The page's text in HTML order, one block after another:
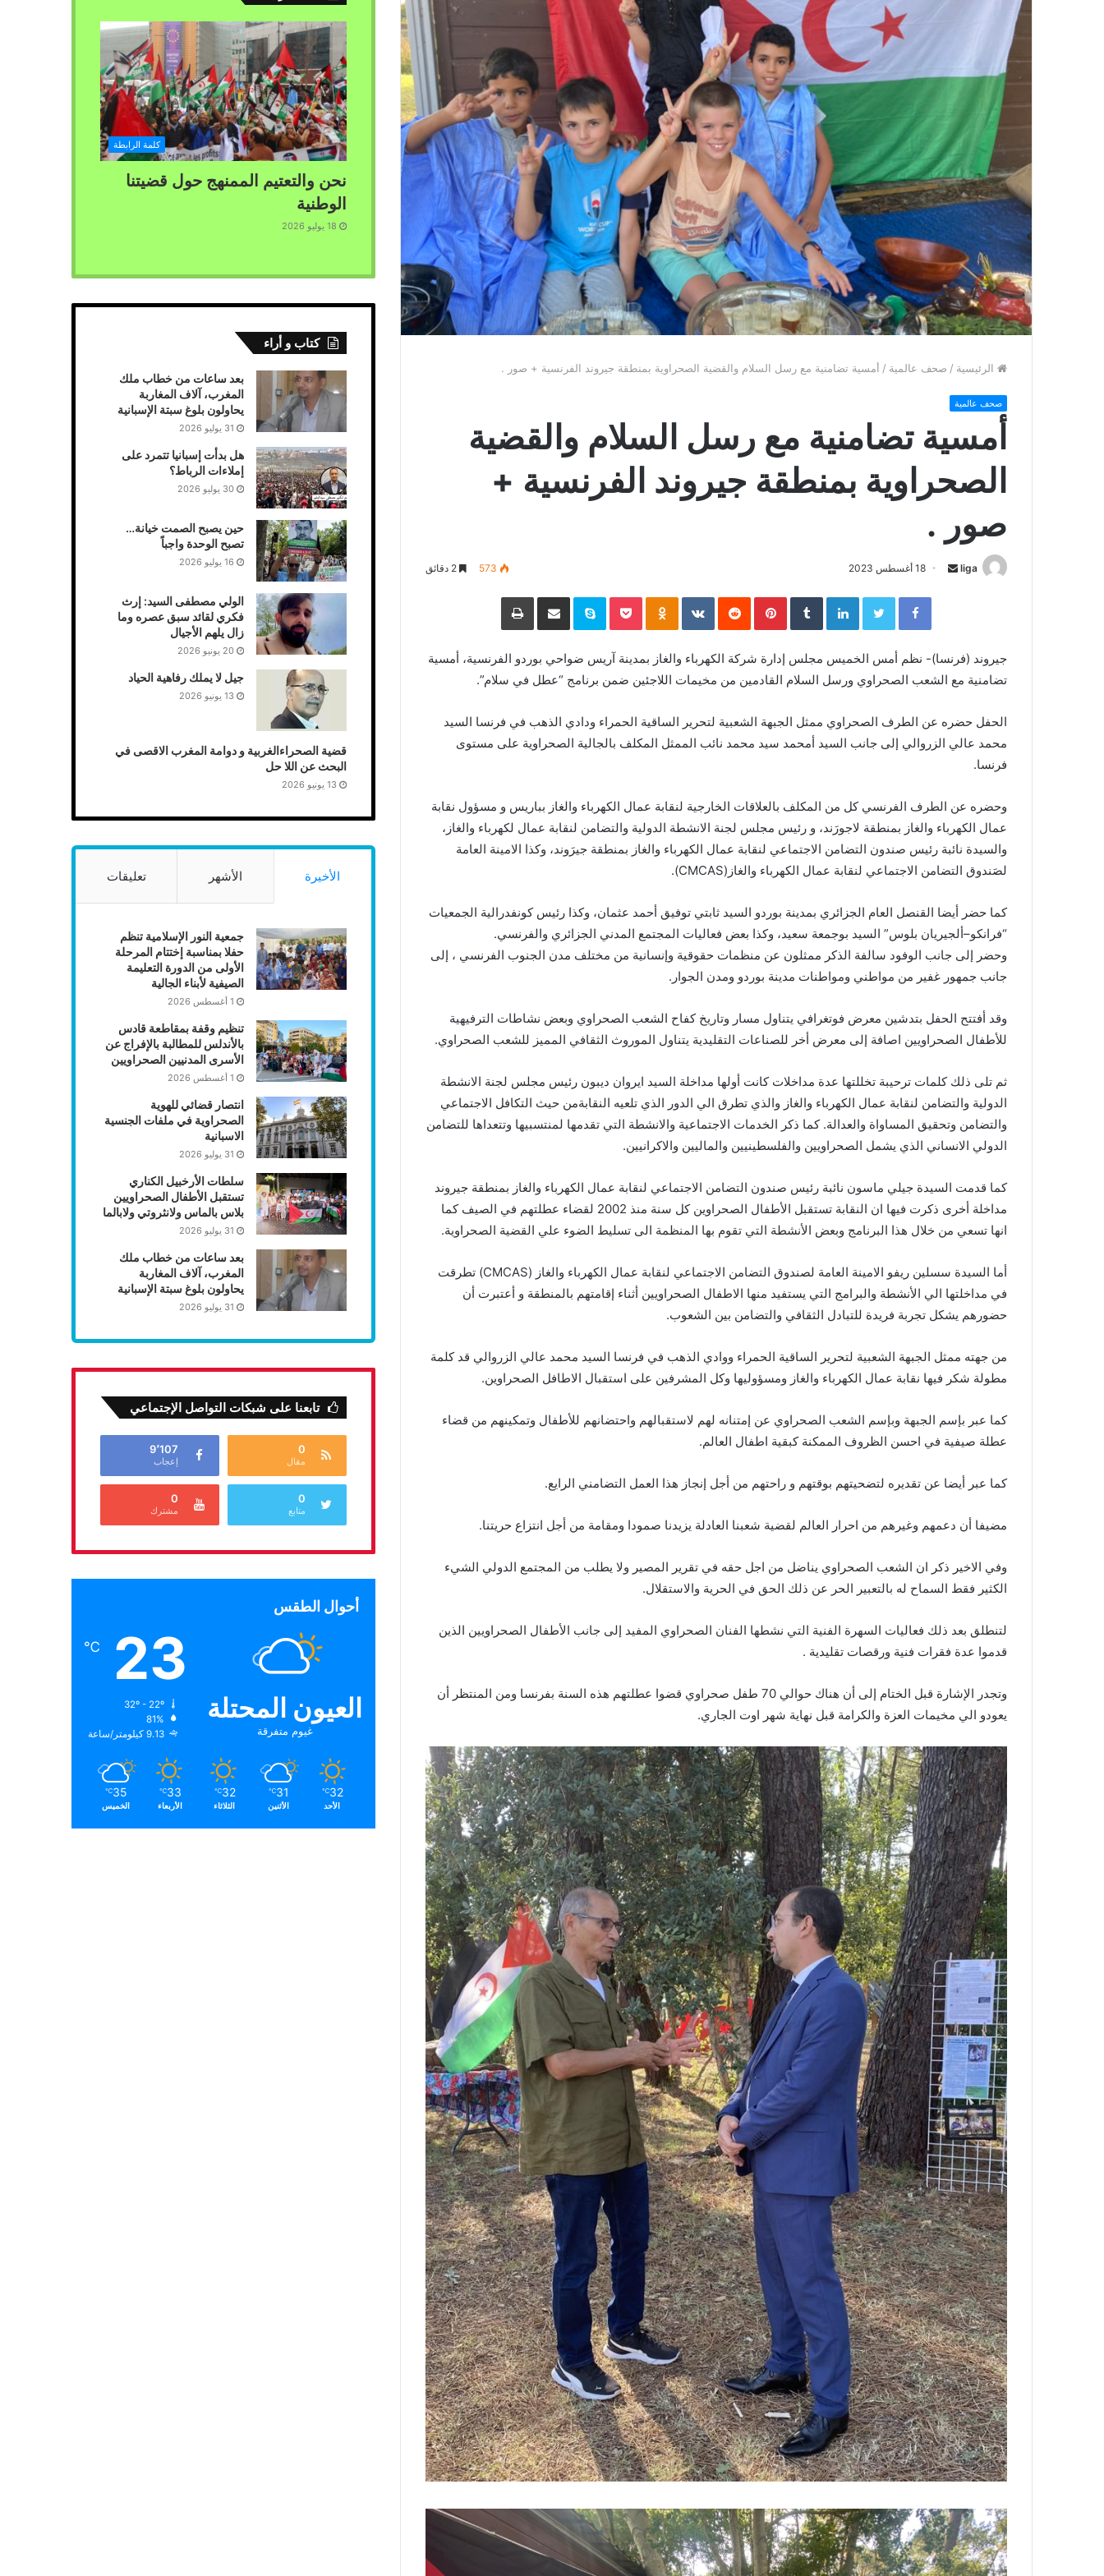
الرئيسية / صحف عالمية / أمسية تضامنية مع رسل السلام والقضية الصحراوية بمنطقة جيروند الفرنسية + صور .
صحف عالمية
أمسية تضامنية مع رسل السلام والقضية
الصحراوية بمنطقة جيروند الفرنسية +
صور .
liga
n
e
a
18 أغسطس 2023 573
Facebook
Twitter
LinkedIn
‏Tumblr
Pinterest
‏Reddit
‏VKontakte
Pocket
Skype مشاركة عبر البريد
جيروند (فرنسا)- نظم أمس الخميس مجلس إدارة شركة الكهرباء والغاز بمدينة آريس ضواحي بوردو الفرنسية، أمسية
تضامنية مع الشعب الصحراوي ورسل السلام القادمين من مخيمات اللاجئين ضمن برنامج “عطل في سلام”.
الحفل حضره عن الطرف الصحراوي ممثل الجبهة الشعبية لتحرير الساقية الحمراء ودادي الذهب في فرنسا السيد
محمد عالي الزروالي إلى جانب السيد أمحمد سيد محمد نائب الممثل المكلف بالجالية الصحراوية على مستوى
فرنسا.
وحضره عن الطرف الفرنسي كل من المكلف بالعلاقات الخارجية لنقابة عمال الكهرباء والغاز بباريس و مسؤول نقابة
عمال الكهرباء والغاز بمنطقة لاجورَند، و رئيس مجلس لجنة الانشطة الدولية والتضامن لنقابة عمال لكهرباء والغاز،
والسيدة نائبة رئيس صندون التضامن الاجتماعي لنقابة عمال الكهرباء والغاز بمنطقة جيرَوند، وكذا الامينة العامة
لصَندوق التضامن الاجتماعي لنقابة عمال الكهرباء والغاز(CMCAS).
كما حضر أيضا القنصل العام الجزائري بمدينة بوردو السيد ثابتي توفيق أحمد عثمان، وكذا رئيس كونفدرالية الجمعيات
“فرانكو–ألجيريان بلوس” السيد بوجمعة سعيد، وكذا بعض فعاليات المجتمع المدني الجزائري والفرنسي.
وحضر إلى جانب الوفود سالفة الذكر ممثلون عن منظمات حقوقية وإنسانية من مختلف مدن الجنوب الفرنسي ، إلى
جانب جمهور غفير من مواطني ومواطنات مدينة بوردو ومدن الجوار.
وقد أفتتح الحفل بتدشين معرض فوتغرافي يتناول مسار وتاريخ كفاح الشعب الصحراوي وبعض نشاطات الترفيهية
للأطفال الصحراويين اصافة إلى معرض أخر للصناعات التقليدية يتناول الموروث الثقافي المميز للشعب الصحراوي.
ثم تلى ذلك كلمات ترحيبة تخللتها عدة مداخلات كانت أولها مداخلة السيد ايروان ديبون رئيس مجلس لجنة الانشطة
الدولية والتضامن لنقابة عمال الكهرباء والغاز والذي تطرق الي الدور الذي تلعيه النقابةمن حيث التكافل الاجتماعي
والتضامن وتحقيق المساواة والعدالة. كما ذكر الخدمات الاجتماعية والانشطة التي تقدمها لمنتسبيها وتتعداها للتضامن
الدولي الانساني الذي يشمل الصحراويين والفلسطينيين والماليين والاكرانيين.
كما قدمت السيدة جيلي ماسون نائبة رئيس صندون التضامن الاجتماعي لنقابة عمال الكهرباء والغاز بمنطقة جيروند
مداخلة أخرى ذكرت فيها ان النقابة تستقبل الأطفال الصحراوين كل سنة منذ 2002 لقضاء عطلتهم في الصيف كما
انها تسعي من خلال هذا البرنامج وبعض الأنشطة التي تقوم بها المنظمة الى تسليط الضوء علي القضية الصحراوية.
أما السيدة سسلين ريفو الامينة العامة لصندوق التضامن الاجتماعي لنقابة عمال الكهرباء والغاز (CMCAS) تطرقت
في مداخلتها الي الأنشطة والبرامج التي يستفيد منها الاطفال الصحراويين أثناء إقامتهم بالمنطقة و أعتبرت أن
حضورهم يشكل تجربة فريدة للتبادل الثقافي والتضامن بين الشعوب.
من جهته ممثل الجبهة الشعبية لتحرير الساقية الحمراء ووادي الذهب في فرنسا السيد محمد عالي الزروالي قد كلمة
مطولة شكر فيها نقابة عمال الكهرباء والغاز ومسؤوليها وكل المشرفين على استقبال الاطافل الصحراوين.
كما عبر بإسم الجبهة وبإسم الشعب الصحراوي عن إمتنانه لهم لاستقبالهم واحتضانهم للأطفال وتمكينهم من قضاء
عطلة صيفية في احسن الظروف الممكنة كبقية اطفال العالم.
كما عبر أيضا عن تقديره لتضحيتهم بوقتهم و راحتهم من أجل إنجاز هذا العمل التضامني الرايع.
مضيفا أن دعمهم وغيرهم من احرار العالم لقضية شعبنا العادلة يزيدنا صمودا ومقامة من أجل انتزاع حريتنا.
وفي الاخير ذكر ان الشعب الصحراوي يناضل من اجل حقه في تقرير المصير ولا يطلب من المجتمع الدولي الشيء
الكثير فقط السماح له بالتعبير الحر عن ذلك الحق في الحرية والاستقلال.
لتنطلق بعد ذلك فعاليات السهرة الفنية التي نشطها الفنان الصحراوي المفيد إلى جانب الأطفال الصحراويين الذين
قدموا عدة فقرات فنية ورقصات تقليدية .
وتجدر الإشارة قبل الختام إلى أن هناك حوالي 70 طفل صحراوي قضوا عطلتهم هذه السنة بفرنسا ومن المنتظر أن
يعودو الي مخيمات العزة والكرامة قبل نهاية شهر اوت الجاري.
كلمة الرابطة
نحن والتعتيم الممنهج حول قضيتنا
الوطنية
18 يوليو 2026
كتاب و أراء
بعد ساعات من خطاب ملك
المغرب، آلاف المغاربة
يحاولون بلوغ سبتة الإسبانية
31 يوليو 2026
هل بدأت إسبانيا تتمرد على
إملاءات الرباط؟
30 يوليو 2026
حين يصبح الصمت خيانة…
تصبح الوحدة واجباً
16 يوليو 2026
الولي مصطفى السيد: إرث
فكري لقائد سبق عصره وما
زال يلهم الأجيال
20 يونيو 2026
جيل لا يملك رفاهية الحياد
13 يونيو 2026
قضية الصحراءالغربية و دوامة المغرب الاقصى في
البحث عن اللا حل
13 يونيو 2026
الأخيرة الأشهر تعليقات
جمعية النور الإسلامية تنظم
حفلا بمناسبة إختتام المرحلة
الأولى من الدورة التعليمة
الصيفية لأبناء الجالية
1 أغسطس 2026
تنظيم وقفة بمقاطعة قادس
بالأندلس للمطالبة بالإفراج عن
الأسرى المدنيين الصحراويين
1 أغسطس 2026
انتصار قضائي للهوية
الصحراوية في ملفات الجنسية
الاسبانية
31 يوليو 2026
سلطات الأرخبيل الكناري
تستقبل الأطفال الصحراويين
بلاس بالماس ولانثروتي ولابالما
31 يوليو 2026
بعد ساعات من خطاب ملك
المغرب، آلاف المغاربة
يحاولون بلوغ سبتة الإسبانية
31 يوليو 2026
تابعنا على شبكات التواصل الإجتماعي
0
مقال
9٬107
إعجاب
0
متابع
0
مشترك
أحوال الطقس
العيون المحتلة
غيوم متفرقة
23
℃
81%
9.13 كيلومتر/ساعة
32
℃
الأحد
31
℃
الأثنين
32
℃
الثلاثاء
33
℃
الأربعاء
35
℃
الخميس